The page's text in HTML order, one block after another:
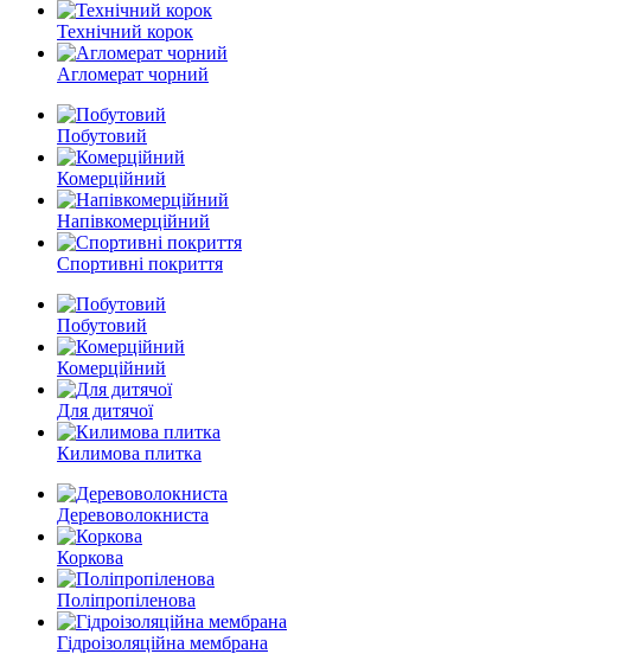
Технічний корок
Агломерат чорний
Побутовий
Комерційний
Напівкомерційний
Спортивні покриття
Побутовий
Комерційний
Для дитячої
Килимова плитка
Деревоволокниста
Коркова
Поліпропіленова
Гідроізоляційна мембрана